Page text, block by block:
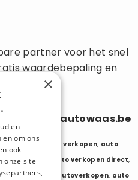
partner voor het snel
waardebepaling en
info@autowaas.be
auto export verkopen, auto
keuring auto verkopen direct,
verkopen autoverkopen, auto
×
en
om ons
ook
onze site